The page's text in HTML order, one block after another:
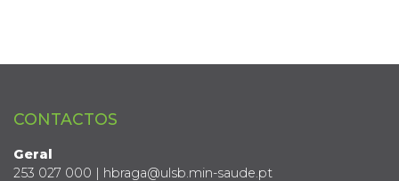
CONTACTOS
Geral
253 027 000 | hbraga@ulsb.min-saude.pt